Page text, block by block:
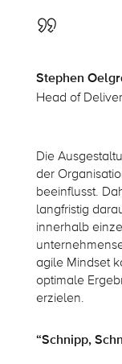
Stephen
Head of
Die
der
beeinflusst.
langfristig
innerhalb
agile Mindset
optimale
erzielen.
“Schnipp,